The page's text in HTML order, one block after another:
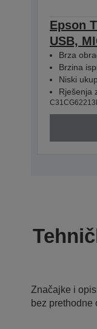
Epson
USB,
Brza
Brzina
Niski
Rješenja
Značajke i
bez prethodne